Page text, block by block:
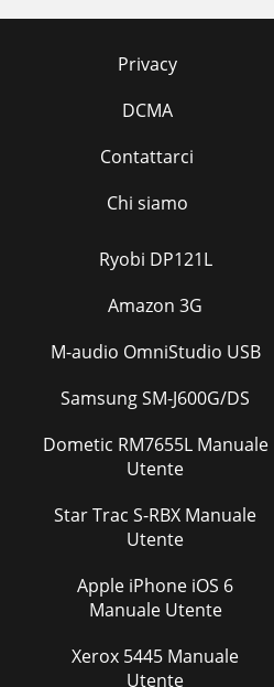
Privacy
DCMA
Contattarci
Chi siamo
Ryobi DP121L
Amazon 3G
M-audio OmniStudio USB
Samsung SM-J600G/DS
Dometic RM7655L Manuale
Utente
Star Trac S-RBX Manuale
Utente
Apple iPhone iOS 6
Manuale Utente
Xerox 5445 Manuale
Utente